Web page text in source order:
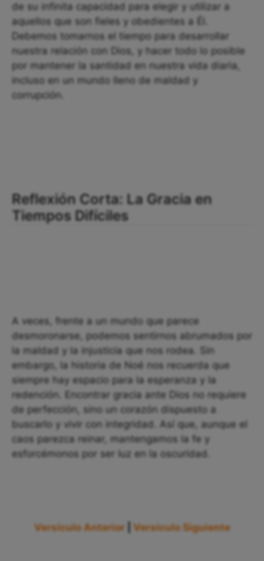
de su infinita capacidad para elegir y utilizar a
aquellos que son fieles y obedientes a Él.
Debemos tomarnos el tiempo para desarrollar
nuestra relación con Dios, y hacer todo lo posible
por mantener la santidad en nuestra vida diaria,
incluso en un mundo lleno de maldad y
corrupción.
Reflexión Corta: La Gracia en
Tiempos Difíciles
A veces, frente a un mundo que parece
desmoronarse, podemos sentirnos abrumados por
la maldad y la injusticia que nos rodea. Sin
embargo, la historia de Noé nos recuerda que
siempre hay espacio para la esperanza y la
redención. Encontrar gracia ante Dios no requiere
de perfección, sino un corazón dispuesto a
buscarlo y vivir con integridad. Así que, aunque el
caos parezca reinar, mantengamos la fe y
esforcémonos por ser luz en la oscuridad.
Versículo Anterior Versículo Siguiente